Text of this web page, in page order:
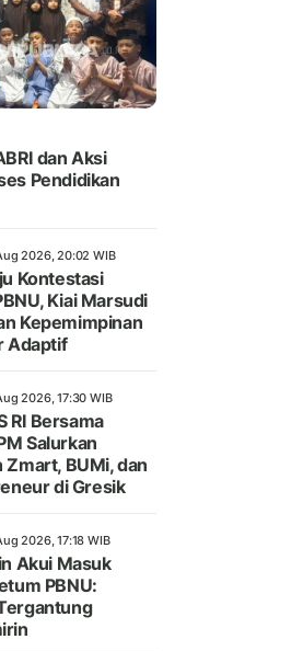
dan Aksi
Pendidikan
2026, 20:02 WIB
Kontestasi
Kiai Marsudi
Kepemimpinan
Adaptif
2026, 17:30 WIB
RI Bersama
Salurkan
Zmart, BUMi, dan
di Gresik
2026, 17:18 WIB
Akui Masuk
PBNU: